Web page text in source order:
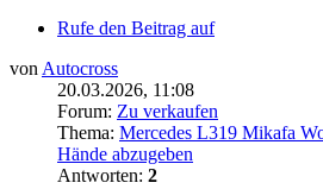
Rufe den Beitrag auf
von Autocross
20.03.2026, 11:08
Forum: Zu verkaufen
Thema: Mercedes L319 Mikafa
Hände abzugeben
Antworten: 2